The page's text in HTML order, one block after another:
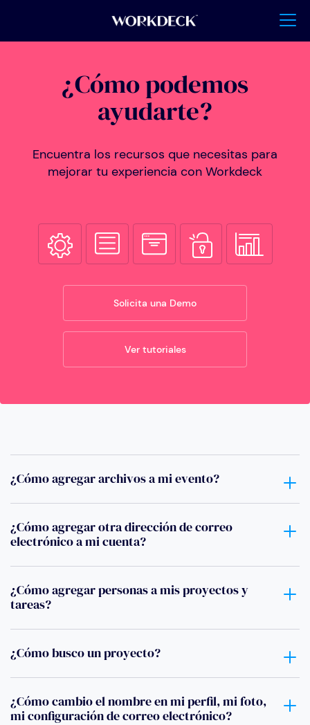
¿Cómo podemos
ayudarte?
Encuentra los recursos que necesitas para
mejorar tu experiencia con Workdeck
Solicita una Demo
Ver tutoriales
¿Cómo agregar archivos a mi evento?
¿Cómo agregar otra dirección de correo
electrónico a mi cuenta?
¿Cómo agregar personas a mis proyectos y
tareas?
¿Cómo busco un proyecto?
¿Cómo cambio el nombre en mi perfil, mi foto,
mi configuración de correo electrónico?